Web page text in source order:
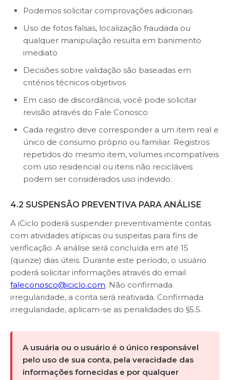
Podemos solicitar comprovações adicionais
Uso de fotos falsas, localização fraudada ou
qualquer manipulação resulta em banimento
imediato
Decisões sobre validação são baseadas em
critérios técnicos objetivos
Em caso de discordância, você pode solicitar
revisão através do Fale Conosco
Cada registro deve corresponder a um item real e
único de consumo próprio ou familiar. Registros
repetidos do mesmo item, volumes incompatíveis
com uso residencial ou itens não recicláveis
podem ser considerados uso indevido.
4.2 SUSPENSÃO PREVENTIVA PARA ANÁLISE
A iCiclo poderá suspender preventivamente contas
com atividades atípicas ou suspeitas para fins de
verificação. A análise será concluída em até 15
(quinze) dias úteis. Durante este período, o usuário
poderá solicitar informações através do email
faleconosco@iciclo.com. Não confirmada
irregularidade, a conta será reativada. Confirmada
irregularidade, aplicam-se as penalidades do §5.5.
A usuária ou o usuário é o único responsável
pelo uso de sua conta, pela veracidade das
informações fornecidas e por qualquer